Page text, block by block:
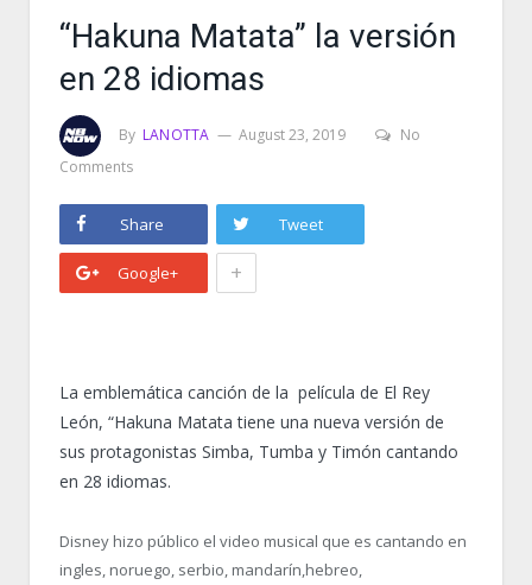
“Hakuna Matata” la versión
en 28 idiomas
By LANOTTA August 23, 2019
No
Comments
Share Tweet
Google+ +
La emblemática canción de la película de El Rey
León, “Hakuna Matata tiene una nueva versión de
sus protagonistas Simba, Tumba y Timón cantando
en 28 idiomas.
Disney hizo público el video musical que es cantando en
ingles, noruego, serbio, mandarín,hebreo,